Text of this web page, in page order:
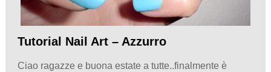
Tutorial Nail Art – Azzurro
Ciao ragazze e buona estate a tutte..finalmente è